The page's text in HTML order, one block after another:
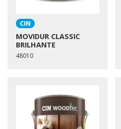
CIN
MOVIDUR CLASSIC
BRILHANTE
48010